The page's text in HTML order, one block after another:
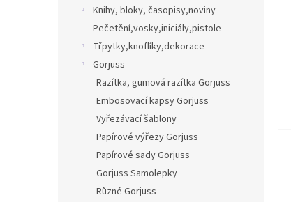
Knihy, bloky, časopisy,noviny
Pečetění,vosky,iniciály,pistole
Třpytky,knoflíky,dekorace
Gorjuss
Razítka, gumová razítka Gorjuss
Embosovací kapsy Gorjuss
Vyřezávací šablony
Papírové výřezy Gorjuss
Papírové sady Gorjuss
Gorjuss Samolepky
Různé Gorjuss